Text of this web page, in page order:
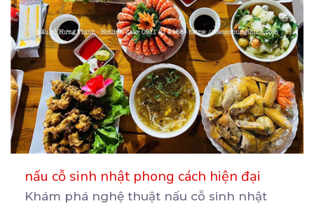
nấu cỗ sinh nhật phong cách hiện đại
Khám phá nghệ thuật nấu cỗ sinh nhật